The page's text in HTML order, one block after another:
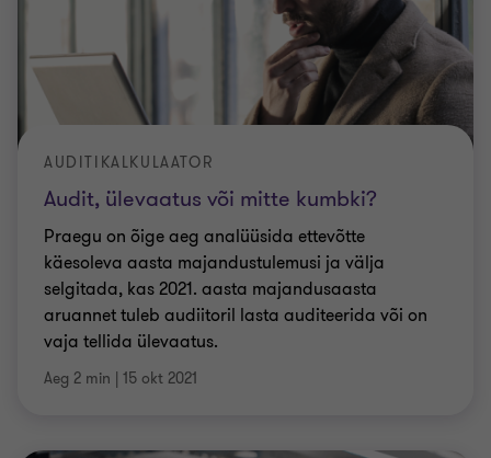
Audit, ülevaatus või mitte kumbki?
AUDITIKALKULAATOR
Praegu on õige aeg analüüsida ettevõtte
käesoleva aasta majandustulemusi ja välja
selgitada, kas 2021. aasta majandusaasta
aruannet tuleb audiitoril lasta auditeerida või on
vaja tellida ülevaatus.
Aeg 2 min | 15 okt 2021